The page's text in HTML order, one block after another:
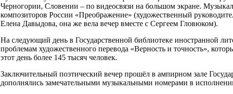
Черногории, Словении – по видеосвязи на большом экране.
композиторов России «Преображение» (художественный
Елена Давыдова, она же вела вечер вместе с Сергеем Гловюком).
На следующий день в Государственной библиотеке иностранной
проблемам художественного перевода «Верность и точность»,
этот день более 145 тысяч человек.
Заключительный поэтический вечер прошёл в ампирном зале
дополнялись замечательными музыкальными номерами в